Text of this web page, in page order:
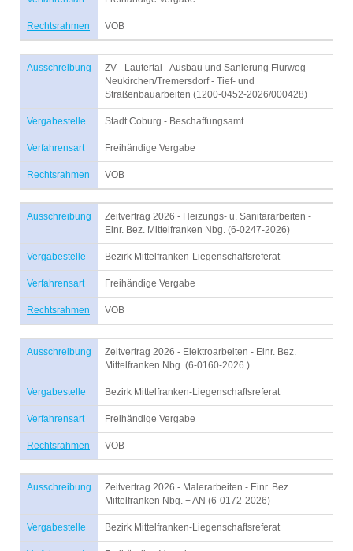
Rechtsrahmen VOB
Ausschreibung
ZV - Lautertal - Ausbau und Sanierung Flurweg
Neukirchen/Tremersdorf - Tief- und
Straßenbauarbeiten (1200-0452-2026/000428)
Vergabestelle Stadt Coburg - Beschaffungsamt
Verfahrensart Freihändige Vergabe
Rechtsrahmen VOB
Ausschreibung
Zeitvertrag 2026 - Heizungs- u. Sanitärarbeiten -
Einr. Bez. Mittelfranken Nbg. (6-0247-2026)
Vergabestelle Bezirk Mittelfranken-Liegenschaftsreferat
Verfahrensart Freihändige Vergabe
Rechtsrahmen VOB
Ausschreibung
Zeitvertrag 2026 - Elektroarbeiten - Einr. Bez.
Mittelfranken Nbg. (6-0160-2026.)
Vergabestelle Bezirk Mittelfranken-Liegenschaftsreferat
Verfahrensart Freihändige Vergabe
Rechtsrahmen VOB
Ausschreibung
Zeitvertrag 2026 - Malerarbeiten - Einr. Bez.
Mittelfranken Nbg. + AN (6-0172-2026)
Vergabestelle Bezirk Mittelfranken-Liegenschaftsreferat